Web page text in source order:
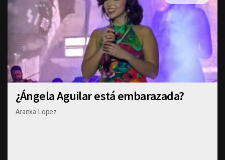
¿Ángela Aguilar está embarazada?
Aranxa Lopez